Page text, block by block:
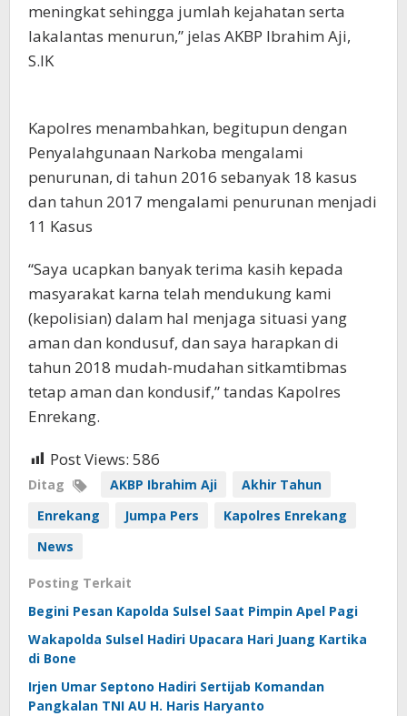
meningkat sehingga jumlah kejahatan serta
lakalantas menurun,” jelas AKBP Ibrahim Aji,
S.IK
Kapolres menambahkan, begitupun dengan
Penyalahgunaan Narkoba mengalami
penurunan, di tahun 2016 sebanyak 18 kasus
dan tahun 2017 mengalami penurunan menjadi
11 Kasus
“Saya ucapkan banyak terima kasih kepada
masyarakat karna telah mendukung kami
(kepolisian) dalam hal menjaga situasi yang
aman dan kondusuf, dan saya harapkan di
tahun 2018 mudah-mudahan sitkamtibmas
tetap aman dan kondusif,” tandas Kapolres
Enrekang.
Post Views: 586
Ditag AKBP Ibrahim Aji
Akhir Tahun
Enrekang
Jumpa Pers
Kapolres Enrekang
News
Posting Terkait
Begini Pesan Kapolda Sulsel Saat Pimpin Apel Pagi
Wakapolda Sulsel Hadiri Upacara Hari Juang Kartika
di Bone
Irjen Umar Septono Hadiri Sertijab Komandan
Pangkalan TNI AU H. Haris Haryanto